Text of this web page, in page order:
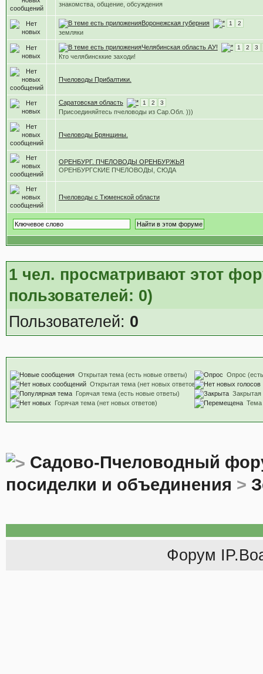
знакомства, общение, обсуждения
Воронежская губерния 1 2
земляки
Челябинская область АУ! 1 2 3
Кто челябинсккие заходи!
Пчеловоды Прибалтики.
Саратовская область 1 2 3
Присоединяйтесь пчеловоды из Сар.Обл. )))
Пчеловоды Брянщины.
ОРЕНБУРГ. ПЧЕЛОВОДЫ ОРЕНБУРЖЬЯ
ОРЕНБУРГСКИЕ ПЧЕЛОВОДЫ, СЮДА
Пчеловоды с Тюменской области
1чел. просматривают этот
пользователей: 0)
Пользователей: 0
Открытая тема (есть новые ответы)
Открытая тема (нет новых ответов)
Горячая тема (есть новые ответы)
Горячая тема (нет новых ответов)
Опрос
Закрытая
Тема
Садово-Пчеловодный
посиделки и объединения >
Форум